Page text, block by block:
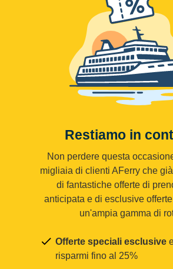
Restiamo in
Non perdere questa
migliaia di clienti AFerry che
di fantastiche offerte di
anticipata e di esclusive
un'ampia gamma di
Offerte speciali esclusive
risparmi fino al 25%